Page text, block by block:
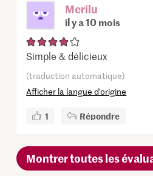
Merilu
il y a 10 mois
Simple & délicieux
(traduction automatique)
Afficher la langue d’origine
1 Répondre
Montrer toutes les